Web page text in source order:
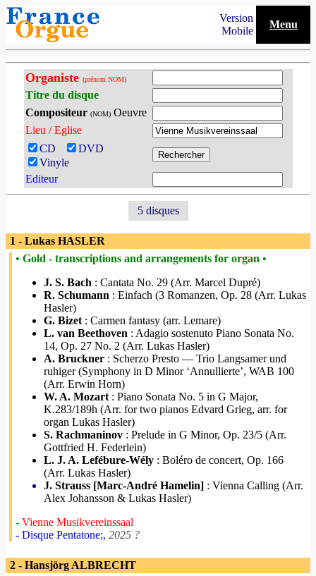
Version
Mobile
Menu
Organiste (prénom NOM)
Titre du disque
Compositeur (NOM)Oeuvre
Lieu / Eglise
CD
DVD
Vinyle
Editeur
5 disques
1 - Lukas HASLER
• Gold - transcriptions and arrangements for organ •
J. S. Bach : Cantata No. 29 (Arr. Marcel Dupré)
R. Schumann : Einfach (3 Romanzen, Op. 28 (Arr. Lukas
Hasler)
G. Bizet : Carmen fantasy (arr. Lemare)
L. van Beethoven : Adagio sostenuto Piano Sonata No.
14, Op. 27 No. 2 (Arr. Lukas Hasler)
A. Bruckner : Scherzo Presto — Trio Langsamer und
ruhiger (Symphony in D Minor ‘Annullierte’, WAB 100
(Arr. Erwin Horn)
W. A. Mozart : Piano Sonata No. 5 in G Major,
K.283/189h (Arr. for two pianos Edvard Grieg, arr. for
organ Lukas Hasler)
S. Rachmaninov : Prelude in G Minor, Op. 23/5 (Arr.
Gottfried H. Federlein)
L. J. A. Lefébure-Wély : Boléro de concert, Op. 166
(Arr. Lukas Hasler)
J. Strauss [Marc-André Hamelin] : Vienna Calling (Arr.
Alex Johansson & Lukas Hasler)
- Vienne Musikvereinssaal
- Disque Pentatone;, 2025 ?
2 - Hansjörg ALBRECHT